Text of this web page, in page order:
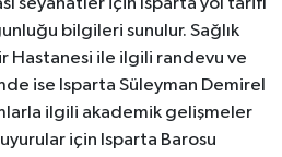
seyahatler için Isparta yol tarifi
bilgileri sunulur. Sağlık
Hastanesi ile ilgili randevu ve
ise Isparta Süleyman Demirel
ilgili akademik gelişmeler
için Isparta Barosu